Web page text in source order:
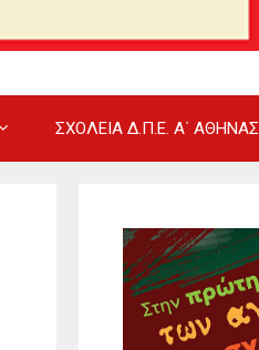
ΣΧΟΛΕΙΑ Δ.Π.Ε. Α΄ ΑΘΗΝΑΣ